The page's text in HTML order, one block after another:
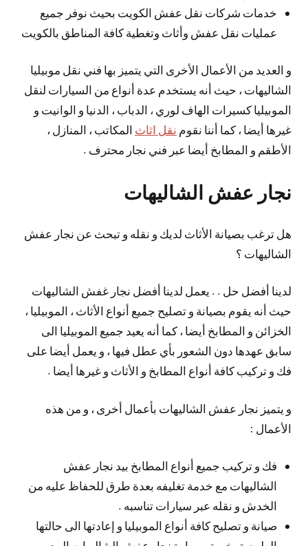
خدمات شركات نقل عفش الكويت بحيث نوفر جميع
عمليات نقل عفش وأثاث وتغطية كافة المناطق بالكويت
و العديد من الأعمال الأخرى التي يتميز بها فني نقل موبيليا
الشاليهات ، حيث أنه يستخدم عدة أنواع من السيارات لنقل
الموبيليا كسيرات الهاف لوري ، الدباب ، الدنيا و الوانيت و
غيرها أيضا ، كما أننا نقوم نقل اثاث المكاتب ، المنازل ،
الأطقم و المطابخ أيضا عبر فني نجار محترف .
نجار عفش الشاليهات
هل ترغب بصيانة الأثاث لديك و نقله و تبحث عن نجار عفش
الشاليهات ؟
لدينا أفضل حل . . يعمل لدينا أفضل نجار غفش الشاليهات
حيث أنه يقوم بصيانة و تصليح جميع أنواع الأثاث ، الموبيليا ،
الخزائن و المطابخ أيضا ، كما أنه يعيد جميع الموبيليا الى
سابق عهدها دون الشعور بأي عطل فيها ، و يعمل أيضا على
فك و تركيب كافة أنواع المطابخ و الأثاث و غيرها أيضا .
و يتميز نجار عفش الشاليهات بأعمال أخرى ، و من هذه
الأعمال :
فك و تركيب جميع أنواع المطابخ بيد نجار عفش
الشاليهات مع خدمة تغليفه بعدة طرق للحفاظ عليه من
الخدش و نقله عبر سيارات تناسبه .
صيانة و تصليح كافة أنواع الموبيليا و إعادتها الى حالتها